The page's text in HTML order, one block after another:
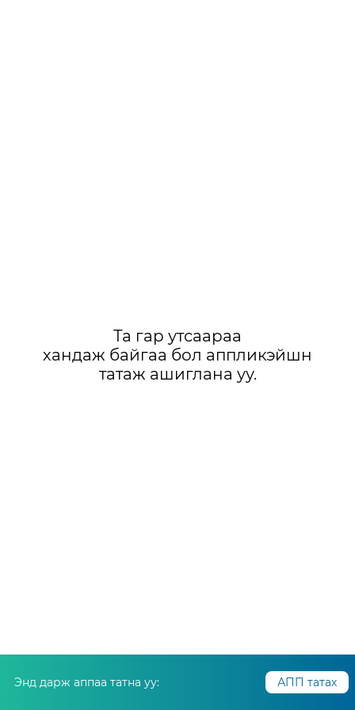
Та гар утсаараа
хандаж байгаа бол аппликэйшн
татаж ашиглана уу.
Энд дарж аппаа татна уу: АПП татах